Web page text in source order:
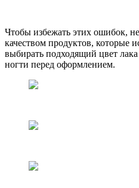
Чтобы избежать этих ошибок,
качеством продуктов, которые
выбирать подходящий цвет
ногти перед оформлением.